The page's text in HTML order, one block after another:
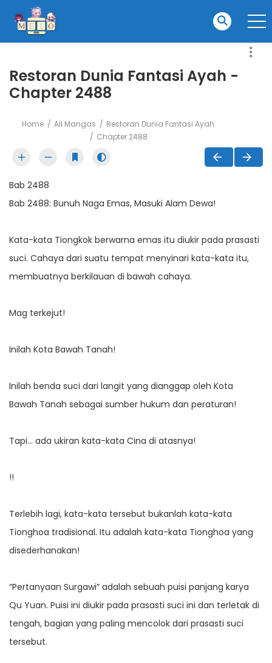
Restoran Dunia Fantasi Ayah -
Chapter 2488
Home All Mangas
Restoran Dunia Fantasi Ayah
Chapter 2488
Bab 2488
Bab 2488: Bunuh Naga Emas, Masuki Alam Dewa!
Kata-kata Tiongkok berwarna emas itu diukir pada prasasti
suci. Cahaya dari suatu tempat menyinari kata-kata itu,
membuatnya berkilauan di bawah cahaya.
Mag terkejut!
Inilah Kota Bawah Tanah!
Inilah benda suci dari langit yang dianggap oleh Kota
Bawah Tanah sebagai sumber hukum dan peraturan!
Tapi… ada ukiran kata-kata Cina di atasnya!
!!
Terlebih lagi, kata-kata tersebut bukanlah kata-kata
Tionghoa tradisional. Itu adalah kata-kata Tionghoa yang
disederhanakan!
“Pertanyaan Surgawi” adalah sebuah puisi panjang karya
Qu Yuan. Puisi ini diukir pada prasasti suci ini dan terletak di
tengah, bagian yang paling mencolok dari prasasti suci
tersebut.